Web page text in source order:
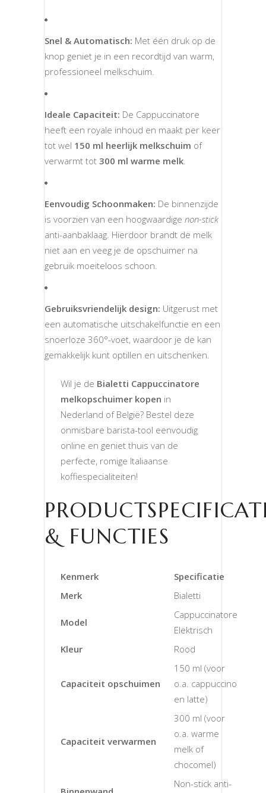
Snel & Automatisch: Met één druk op de
knop geniet je in een recordtijd van warm,
professioneel melkschuim.
Ideale Capaciteit: De Cappuccinatore
heeft een royale inhoud en maakt per keer
tot wel 150 ml heerlijk melkschuim of
verwarmt tot 300 ml warme melk.
Eenvoudig Schoonmaken: De binnenzijde
is voorzien van een hoogwaardige non-stick
anti-aanbaklaag. Hierdoor brandt de melk
niet aan en veeg je de opschuimer na
gebruik moeiteloos schoon.
Gebruiksvriendelijk design: Uitgerust met
een automatische uitschakelfunctie en een
snoerloze 360°-voet, waardoor je de kan
gemakkelijk kunt optillen en uitschenken.
Wil je de Bialetti Cappuccinatore
melkopschuimer kopen in
Nederland of België? Bestel deze
onmisbare barista-tool eenvoudig
online en geniet thuis van de
perfecte, romige Italiaanse
koffiespecialiteiten!
& FUNCTIES
Kenmerk
Specificatie
Merk
Bialetti
Model
Cappuccinatore
Elektrisch
Kleur
Rood
Capaciteit opschuimen
150 ml (voor
o.a. cappuccino
en latte)
Capaciteit verwarmen
300 ml (voor
o.a. warme
melk of
chocomel)
Non-stick anti-